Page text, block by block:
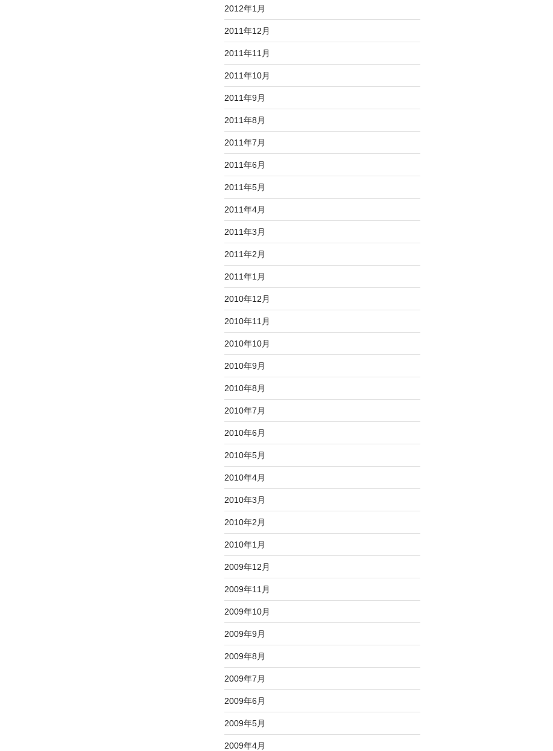
2012年1月
2011年12月
2011年11月
2011年10月
2011年9月
2011年8月
2011年7月
2011年6月
2011年5月
2011年4月
2011年3月
2011年2月
2011年1月
2010年12月
2010年11月
2010年10月
2010年9月
2010年8月
2010年7月
2010年6月
2010年5月
2010年4月
2010年3月
2010年2月
2010年1月
2009年12月
2009年11月
2009年10月
2009年9月
2009年8月
2009年7月
2009年6月
2009年5月
2009年4月